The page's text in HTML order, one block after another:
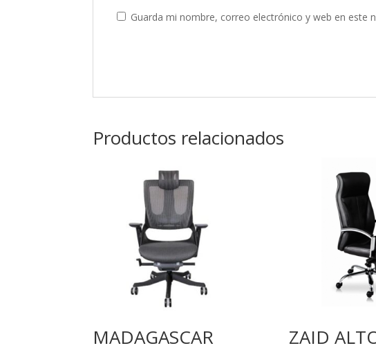
Guarda mi nombre, correo electrónico y web en este
Productos relacionados
MADAGASCAR ZAID